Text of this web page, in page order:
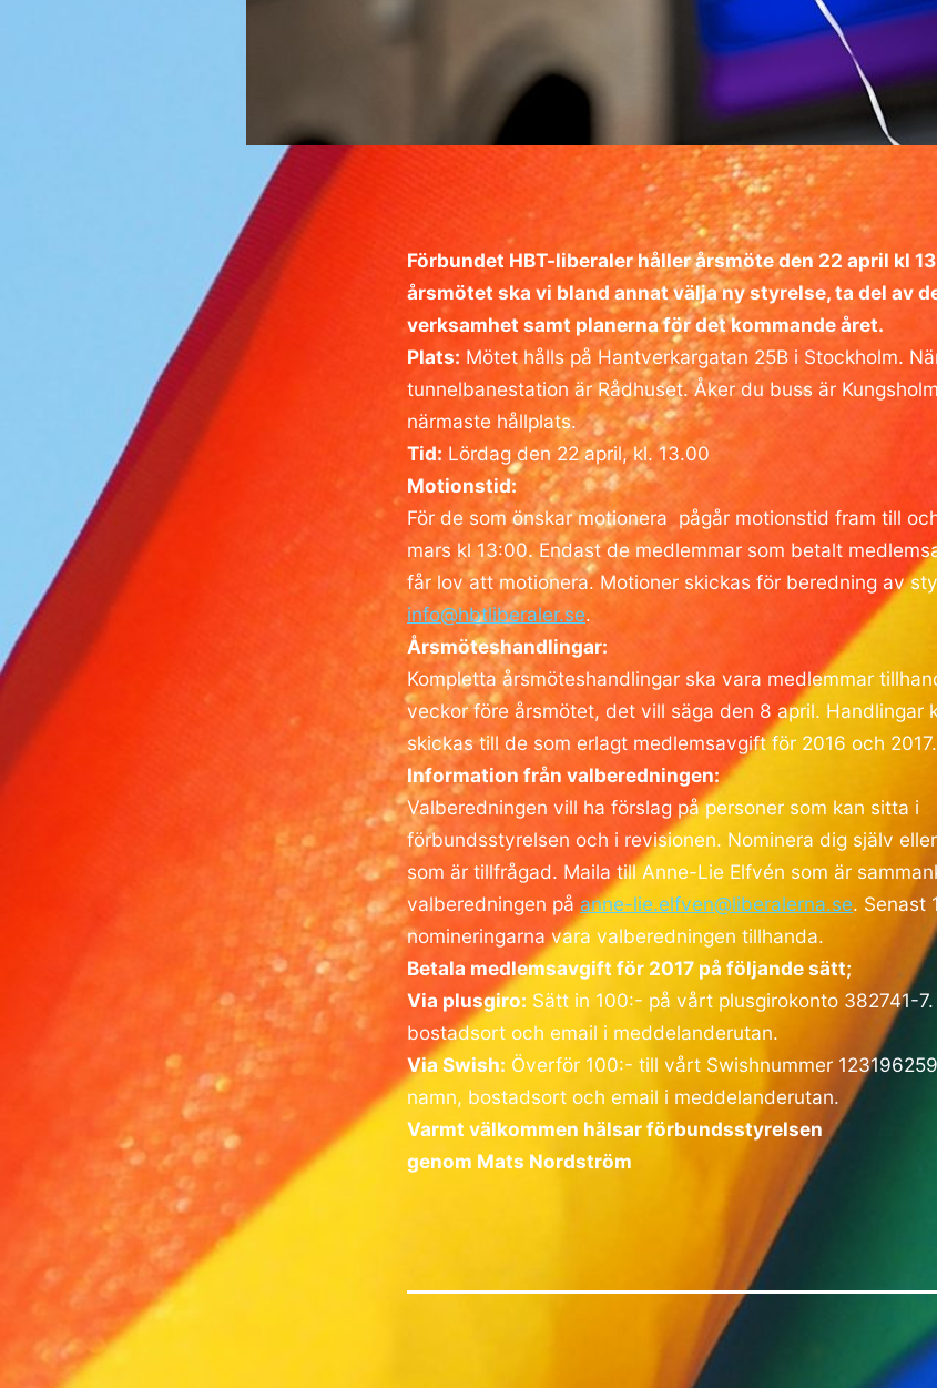
Förbundet HBT-liberaler håller årsmöte den 22 april kl
årsmötet ska vi bland annat välja ny styrelse, ta del av
verksamhet samt planerna för det kommande året.
Plats: Mötet hålls på Hantverkargatan 25B i Stockholm.
tunnelbanestation är Rådhuset. Åker du buss är
närmaste hållplats.
Tid: Lördag den 22 april, kl. 13.00
Motionstid:
För de som önskar motionera pågår motionstid fram till
mars kl 13:00. Endast de medlemmar som betalt
får lov att motionera. Motioner skickas för beredning av
info@hbtliberaler.se.
Årsmöteshandlingar:
Kompletta årsmöteshandlingar ska vara medlemmar
veckor före årsmötet, det vill säga den 8 april. Handlingar
skickas till de som erlagt medlemsavgift för 2016 och 2017.
Information från valberedningen:
Valberedningen vill ha förslag på personer som kan sitta i
förbundsstyrelsen och i revisionen. Nominera dig själv
som är tillfrågad. Maila till Anne-Lie Elfvén som är
valberedningen påanne-lie.elfven@liberalerna.se. Senast
nomineringarna vara valberedningen tillhanda.
Betala medlemsavgift för 2017 på följande sätt;
Via plusgiro: Sätt in 100:- på vårt plusgirokonto 382741-
bostadsort och email i meddelanderutan.
Via Swish: Överför 100:- till vårt Swishnummer
namn, bostadsort och email i meddelanderutan.
Varmt välkommen hälsar förbundsstyrelsen
genom Mats Nordström